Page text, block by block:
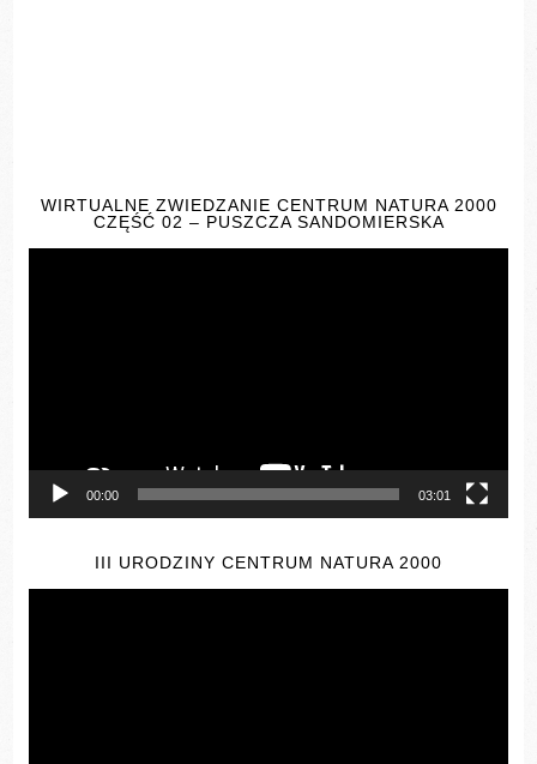
WIRTUALNE ZWIEDZANIE CENTRUM NATURA 2000
CZĘŚĆ 02 – PUSZCZA SANDOMIERSKA
00:00 03:01
III URODZINY CENTRUM NATURA 2000